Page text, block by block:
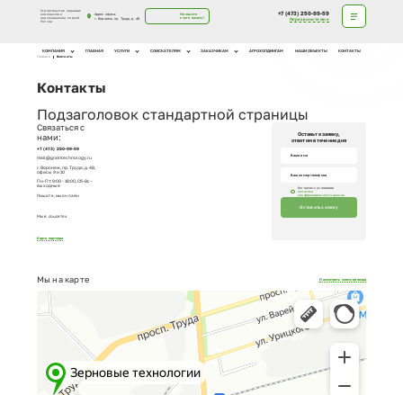
Строительство зерновых
комплексов и
зернохранилищ по всей
России
Адрес офиса:
г. Воронеж, пр. Труда, д. 48
Не знаете
с чего начать?
+7 (473) 250-99-59
Перезвоните мне
КОМПАНИЯ ГЛАВНАЯ УСЛУГИ СОИСКАТЕЛЯМ ЗАКАЗЧИКАМ АГРОХОЛДИНГАМ НАШИ ОБЪЕКТЫ КОНТАКТЫ
Главная Контакты
Контакты
Подзаголовок стандартной страницы
Связаться с
нами:
+7 (473) 250-99-59
mail@graintechnology.ru
г. Воронеж, пр. Труда, д. 48,
офисы 9 и 10
Пн-Пт: 9:00 - 18:00, Сб-Вс -
выходные
Пишите, мы онлайн
Мы в соцсетях
Карта партнера
Оставьте заявку,
ответим в течение дня
Cогласен с условиями
политики
конфиденциальности данных
Оставить заявку
Мына карте Посмотреть схему проезда